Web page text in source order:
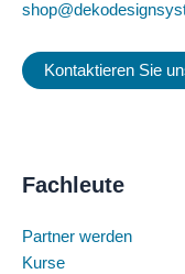
Kontaktieren Sie
Fachleute
Partner werden
Kurse